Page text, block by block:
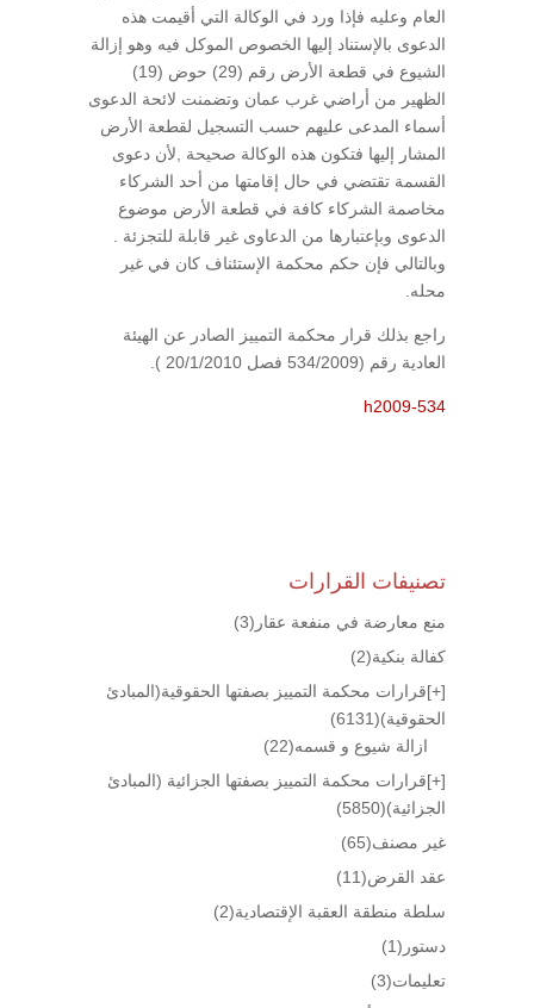
العام وعليه فإذا ورد في الوكالة التي أقيمت هذه
الدعوى بالإستناد إليها الخصوص الموكل فيه وهو إزالة
الشيوع في قطعة الأرض رقم (29) حوض (19)
الظهير من أراضي غرب عمان وتضمنت لائحة الدعوى
أسماء المدعى عليهم حسب التسجيل لقطعة الأرض
المشار إليها فتكون هذه الوكالة صحيحة ,لأن دعوى
القسمة تقتضي في حال إقامتها من أحد الشركاء
مخاصمة الشركاء كافة في قطعة الأرض موضوع
الدعوى وبإعتبارها من الدعاوى غير قابلة للتجزئة .
وبالتالي فإن حكم محكمة الإستئناف كان في غير
محله.
راجع بذلك قرار محكمة التمييز الصادر عن الهيئة
العادية رقم (534/2009 فصل 20/1/2010 ).
h2009-534
تصنيفات القرارات
منع معارضة في منفعة عقار (3)
كفالة بنكية(2)
[+]قرارات محكمة التمييز بصفتها الحقوقية(المبادئ
الحقوقية)(6131)
ازالة شيوع و قسمه(22)
[+]قرارات محكمة التمييز بصفتها الجزائية (المبادئ
الجزائية)(5850)
غير مصنف(65)
عقد القرض(11)
سلطة منطقة العقبة الإقتصادية(2)
دستور (1)
تعليمات(3)